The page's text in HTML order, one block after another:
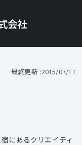
会社
最終更新 :2015/07/11
にあるクリエイティ